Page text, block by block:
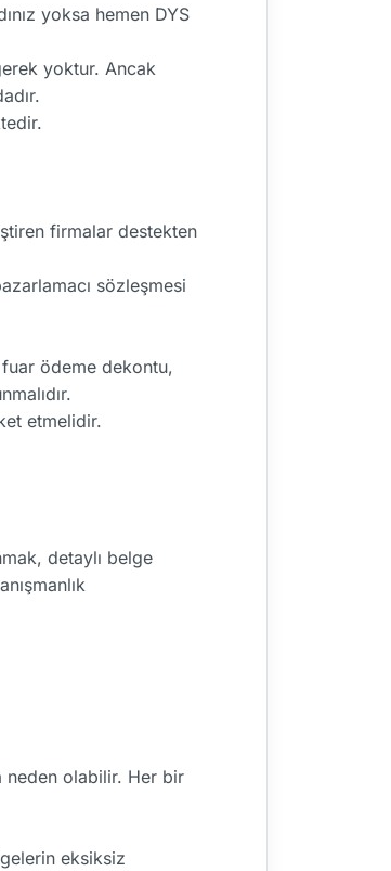
yoksa hemen DYS
yoktur. Ancak
firmalar destekten
sözleşmesi
ödeme dekontu,
etmelidir.
detaylı belge
neden olabilir. Her bir
eksiksiz